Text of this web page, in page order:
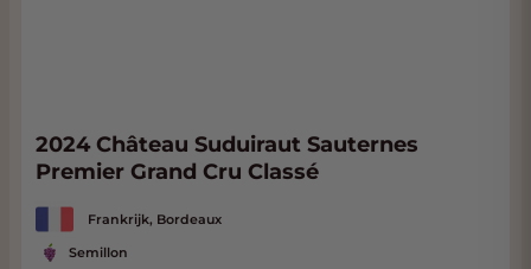
2024 Château Suduiraut Sauternes
Premier Grand Cru Classé
Frankrijk, Bordeaux
Semillon